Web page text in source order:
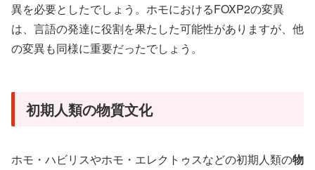
異を必要としたでしょう。ホモにおけるFOXP2の変異
は、言語の発達に役割を果たした可能性がありますが、他
の変異も同様に重要だったでしょう。
初期人類の物質文化
ホモ・ハビリスやホモ・エレクトゥスなどの初期人類の物